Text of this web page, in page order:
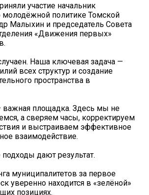
участие начальник
молодёжной политике Томской
Малыхин и председатель Совета
«Движения первых»
Наша ключевая задача —
всех структур и создание
пространства в
важная площадка. Здесь мы не
а сверяем часы, корректируем
и выстраиваем эффективное
взаимодействие.
дают результат.
муниципалитетов за первое
уверенно находится в «зелёной»
позициях.